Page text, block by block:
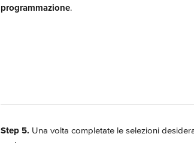
programmazione.
Step 5. Una volta completate le selezioni